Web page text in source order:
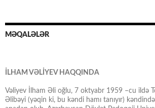
MƏQALƏLƏR
İLHAM VƏLİYEV HAQQINDA
Vəliyev İlham Əli oğlu, 7 oktyabr 1959 –cu ildə
Əlibəyi (yəqin ki, bu kəndi hamı tanıyır)